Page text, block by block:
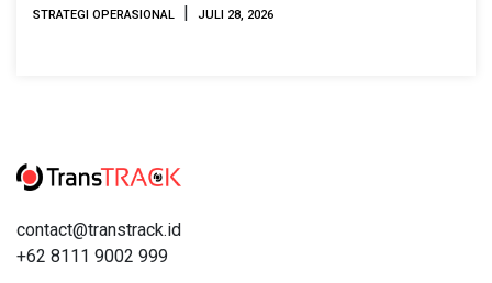
STRATEGI OPERASIONAL | JULI 28, 2026
contact@transtrack.id
+62 8111 9002 999